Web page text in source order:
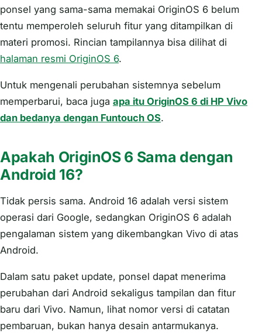
ponsel yang sama-sama memakai OriginOS 6 belum
tentu memperoleh seluruh fitur yang ditampilkan di
materi promosi. Rincian tampilannya bisa dilihat di
halaman resmi OriginOS 6.
Untuk mengenali perubahan sistemnya sebelum
memperbarui, baca juga apa itu OriginOS 6 di HP Vivo
dan bedanya dengan Funtouch OS.
Apakah OriginOS 6 Sama dengan
Android 16?
Tidak persis sama. Android 16 adalah versi sistem
operasi dari Google, sedangkan OriginOS 6 adalah
pengalaman sistem yang dikembangkan Vivo di atas
Android.
Dalam satu paket update, ponsel dapat menerima
perubahan dari Android sekaligus tampilan dan fitur
baru dari Vivo. Namun, lihat nomor versi di catatan
pembaruan, bukan hanya desain antarmukanya.